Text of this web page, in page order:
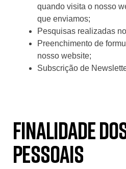
quando visita o nosso
que enviamos;
Pesquisas realizadas
Preenchimento de
nosso website;
Subscrição de
Finalidade
pessoais